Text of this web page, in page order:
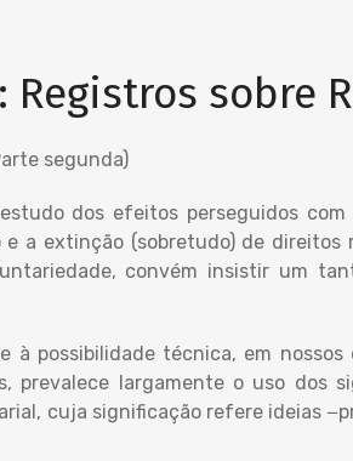
Registros sobre
segunda)
dos efeitos perseguidos
e a extinção (sobretudo) de
convém insistir um
à possibilidade técnica, em
prevalece largamente o uso dos
cuja significação refere ideias